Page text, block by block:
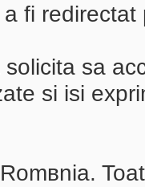
fi
sa
si isi